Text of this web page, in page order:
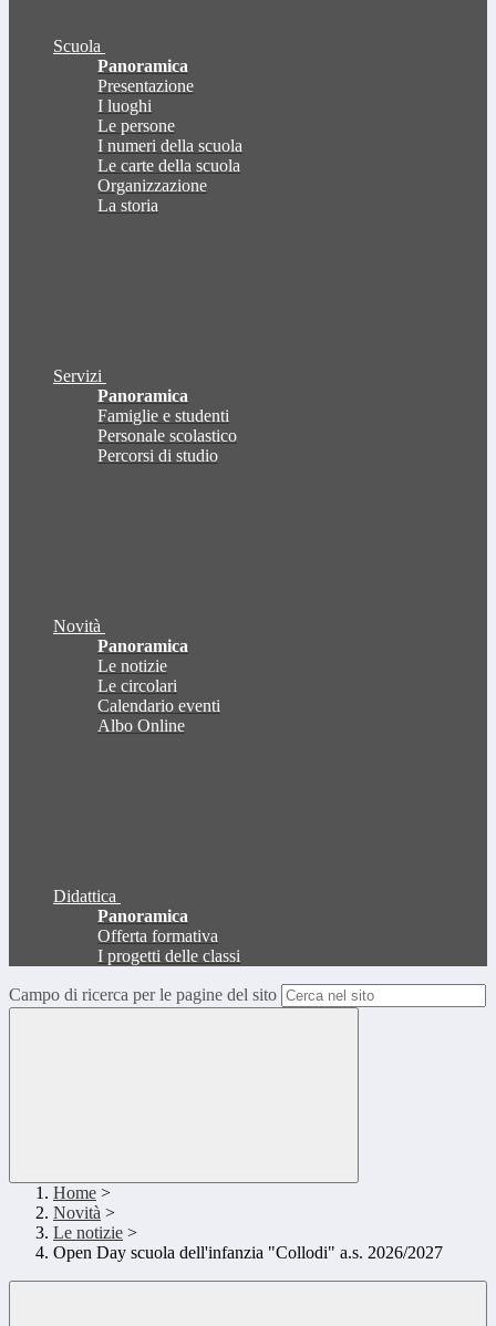
Scuola
Panoramica
Presentazione
I luoghi
Le persone
I numeri della scuola
Le carte della scuola
Organizzazione
La storia
Servizi
Panoramica
Famiglie e studenti
Personale scolastico
Percorsi di studio
Novità
Panoramica
Le notizie
Le circolari
Calendario eventi
Albo Online
Didattica
Panoramica
Offerta formativa
I progetti delle classi
Campo di ricerca per le pagine del sito
Home >
Novità >
Le notizie >
Open Day scuola dell'infanzia "Collodi" a.s. 2026/2027